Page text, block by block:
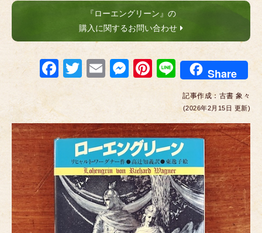
『ローエングリーン』の
購入に関するお問い合わせ
F
e
b
o
o
k
T
tt
er
E M
e
n
g
er
Pi
nt
er
e
st
Li
n
e
Share
記事作成： 古書 象々
(2026年2月15日 更新)